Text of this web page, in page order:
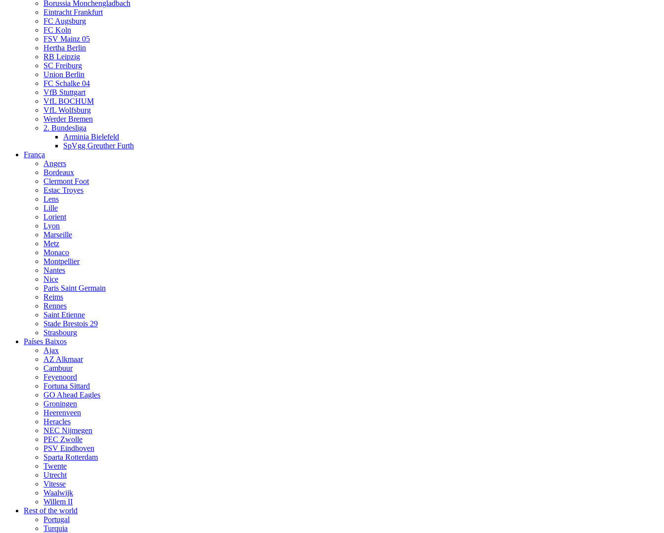
Borussia Monchengladbach
Eintracht Frankfurt
FC Augsburg
FC Koln
FSV Mainz 05
Hertha Berlin
RB Leipzig
SC Freiburg
Union Berlin
FC Schalke 04
VfB Stuttgart
VfL BOCHUM
VfL Wolfsburg
Werder Bremen
2. Bundesliga
Arminia Bielefeld
SpVgg Greuther Furth
França
Angers
Bordeaux
Clermont Foot
Estac Troyes
Lens
Lille
Lorient
Lyon
Marseille
Metz
Monaco
Montpellier
Nantes
Nice
Paris Saint Germain
Reims
Rennes
Saint Etienne
Stade Brestois 29
Strasbourg
Países Baixos
Ajax
AZ Alkmaar
Cambuur
Feyenoord
Fortuna Sittard
GO Ahead Eagles
Groningen
Heerenveen
Heracles
NEC Nijmegen
PEC Zwolle
PSV Eindhoven
Sparta Rotterdam
Twente
Utrecht
Vitesse
Waalwijk
Willem II
Rest of the world
Portugal
Turquia